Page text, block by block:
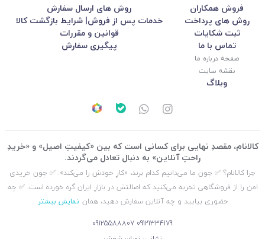
فروش همکاران
روش های ارسال سفارش
روش های پرداخت
خدمات پس از فروش| شرایط بازگشت کالا
ثبت شکایات
قوانین و مقررات
تماس با ما
صفحه درباره ما
نقشه سایت
پیگیری سفارش
وبلاگ
کالانام، مقصدِ نهایی برای کسانی است که بین «کیفیتِ اصیل» و «خریدِ
راحتِ آنلاین» به دنبال تعادل می‌گردند.
چرا کالانام؟ ✅ چون ما می‌دانیم کدام برند، «کارِ خودش را می‌کند». ✅ چون خریدی
امن را از فروشگاهی تجربه می‌کنید که اصالتش در بازارِ ایران گره خورده است. ✅ چه
حضوری بیایید و چه آنلاین سفارش دهید، همان نمایش بیشتر
09121334179
09125588807